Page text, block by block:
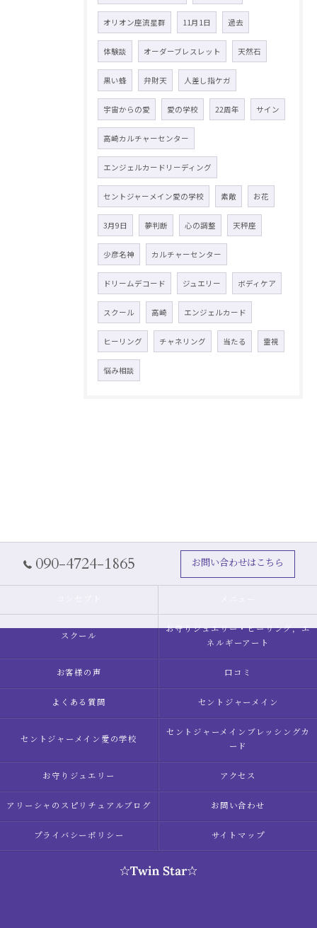
オリオン座流星群 11月1日 過去
体験談 オーダーブレスレット 天然石
黒い蜂 弁財天 人差し指ケガ
宇宙からの愛 愛の学校 22周年 サイン
高崎カルチャーセンター
エンジェルカードリーディング
セントジャーメイン愛の学校 素敵 お花
3月9日 夢判断 心の調整 天秤座
少彦名神 カルチャーセンター
ドリームデコード ジュエリー ボディケア
スクール 高崎 エンジェルカード
ヒーリング チャネリング 当たる 霊視
悩み相談
090-4724-1865 お問い合わせはこちら
スクール
お守りジュエリー・ヒーリング，エ
ネルギーアート
お客様の声 口コミ
よくある質問 セントジャーメイン
セントジャーメイン愛の学校
セントジャーメインブレッシングカ
ード
お守りジュエリー アクセス
アリーシャのスピリチュアルブログ お問い合わせ
プライバシーポリシー サイトマップ